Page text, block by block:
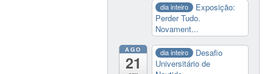
dia inteiro
Exposição:
Perder Tudo.
Novament...
AGO
21
dia inteiro
Desafio
Universitário de